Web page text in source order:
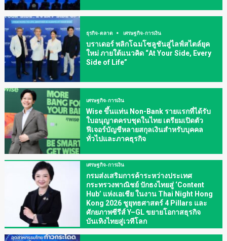
ธุรกิจ-ตลาด เศรษฐกิจ-การเงิน
บราเดอร์ พลิกโฉมโซลูชันสู่ไลฟ์สไตล์ยุค
ใหม่ ภายใต้แนวคิด “At Your Side, Every
Side of Life”
เศรษฐกิจ-การเงิน
Wise ขึ้นแท่น Non-Bank รายแรกที่ได้รับ
ใบอนุญาตครบชุดในไทย เตรียมเปิดตัว
ฟีเจอร์บัญชีหลายสกุลเงินสำหรับบุคคล
ทั่วไปและภาคธุรกิจ
เศรษฐกิจ-การเงิน
กรมส่งเสริมการค้าระหว่างประเทศ
กระทรวงพาณิชย์ ปักธงไทยสู่ ‘Content
Hub’ แห่งเอเชีย ในงาน Thai Night Hong
Kong 2026 ชูยุทธศาสตร์ 4 Pillars และ
ศักยภาพซีรีส์ Y–GL ขยายโอกาสธุรกิจ
บันเทิงไทยสู่เวทีโลก